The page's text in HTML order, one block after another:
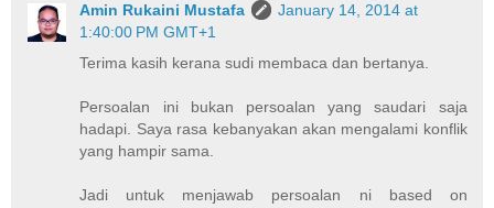
Amin Rukaini Mustafa
January 14, 2014 at
1:40:00 PM GMT+1
Terima kasih kerana sudi membaca dan bertanya.
Persoalan ini bukan persoalan yang saudari saja
hadapi. Saya rasa kebanyakan akan mengalami konflik
yang hampir sama.
Jadi untuk menjawab persoalan ni based on